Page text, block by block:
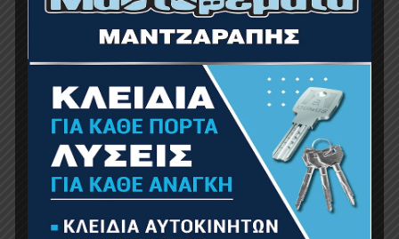
BORMANN BTW9028 Κεφαλή Ντους Τετράγωνη
Ασημί Φ20x20x6,6cm
15.00€